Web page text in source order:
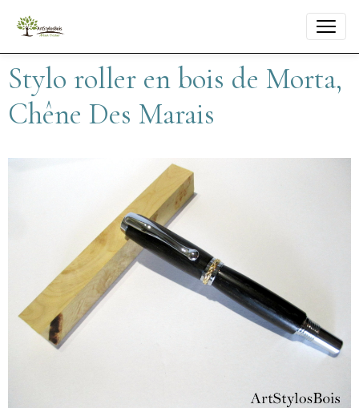
Stylo roller en bois de Morta,
Chêne Des Marais